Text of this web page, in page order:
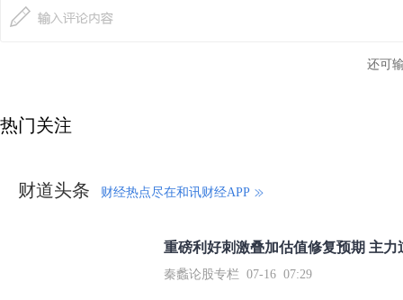
还可
热门关注
财道头条 财经热点尽在和讯财经APP
秦蠡论股专栏 07-16 07:29